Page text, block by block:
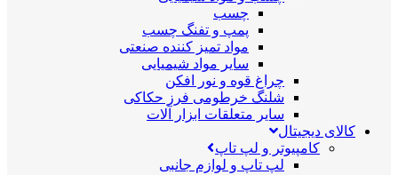
چسب
پمپ و تفنگ چسب
مواد تمیز کننده صنعتی
سایر مواد شیمیایی
چراغ قوه و نور افکن
شلنگ خرطومی فرز حکاکی
سایر متعلقات ابزار آلات
کالای دیجیتال
کامپیوتر و لپ تاپ
لپ تاپ و لوازم جانبی